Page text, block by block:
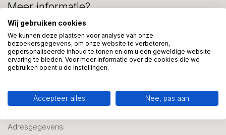
Meer informatie?
We helpen graag met uw keuze of geven advies, bel of app
ons 7 dagen per week: 06-23643267
Klantenservice
Adresgegevens:
Wij gebruiken cookies
We kunnen deze plaatsen voor analyse van onze
bezoekersgegevens, om onze website te verbeteren,
gepersonaliseerde inhoud te tonen en om u een geweldige website-
ervaring te bieden. Voor meer informatie over de cookies die we
gebruiken opent u de instellingen.
Accepteer alles Nee, pas aan